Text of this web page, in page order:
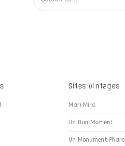
Sites Vintages
Mari Mira
Un Bon Moment
Un Monument Phare